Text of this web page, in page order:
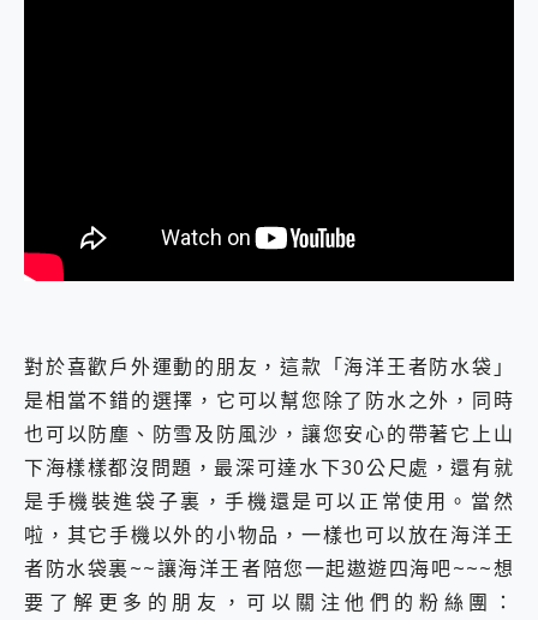
對於喜歡戶外運動的朋友，這款「海洋王者防水袋」
是相當不錯的選擇，它可以幫您除了防水之外，同時
也可以防塵、防雪及防風沙，讓您安心的帶著它上山
下海樣樣都沒問題，最深可達水下30公尺處，還有就
是手機裝進袋子裏，手機還是可以正常使用。當然
啦，其它手機以外的小物品，一樣也可以放在海洋王
者防水袋裏~~讓海洋王者陪您一起遨遊四海吧~~~想
要了解更多的朋友，可以關注他們的粉絲團：